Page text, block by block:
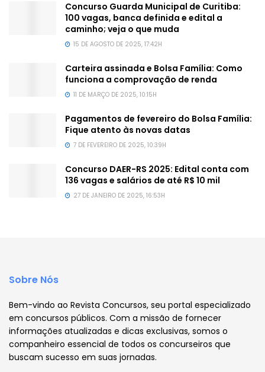
Concurso Guarda Municipal de Curitiba:
100 vagas, banca definida e edital a
caminho; veja o que muda
15 DE AGOSTO DE 2025, 17:42H
Carteira assinada e Bolsa Família: Como
funciona a comprovação de renda
11 DE MARÇO DE 2025, 10:15H
Pagamentos de fevereiro do Bolsa Família:
Fique atento às novas datas
7 DE FEVEREIRO DE 2025, 10:39H
Concurso DAER-RS 2025: Edital conta com
136 vagas e salários de até R$ 10 mil
27 DE JANEIRO DE 2025, 16:53H
Sobre Nós
Bem-vindo ao Revista Concursos, seu portal especializado
em concursos públicos. Com a missão de fornecer
informações atualizadas e dicas exclusivas, somos o
companheiro essencial de todos os concurseiros que
buscam sucesso em suas jornadas.